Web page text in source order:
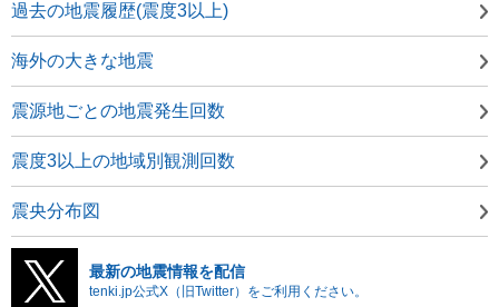
過去の地震履歴(震度3以上)
海外の大きな地震
震源地ごとの地震発生回数
震度3以上の地域別観測回数
震央分布図
最新の地震情報を配信
tenki.jp公式X（旧Twitter）をご利用ください。